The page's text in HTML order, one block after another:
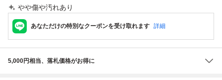
やや傷や汚れあり
あなただけの特別なクーポンを受け取れます 詳細
5,000円相当、落札価格がお得に